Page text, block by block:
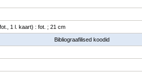
1 l. kaart) : fot. ; 21 cm
Bibliograafilised koodid